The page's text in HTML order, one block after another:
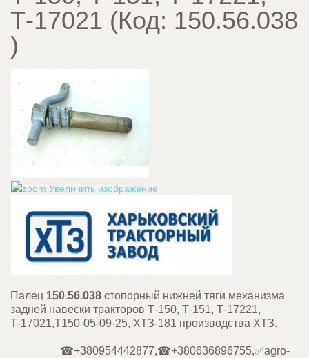
Т-17021 (Код: 150.56.038
)
Увеличить изображение
Палец 150.56.038 стопорный нижней тяги механизма
задней навески тракторов Т-150, Т-151, Т-17221,
Т-17021,Т150-05-09-25, ХТЗ-181 производства ХТЗ.
☎+380954442877,☎+380636896755,✅agro-